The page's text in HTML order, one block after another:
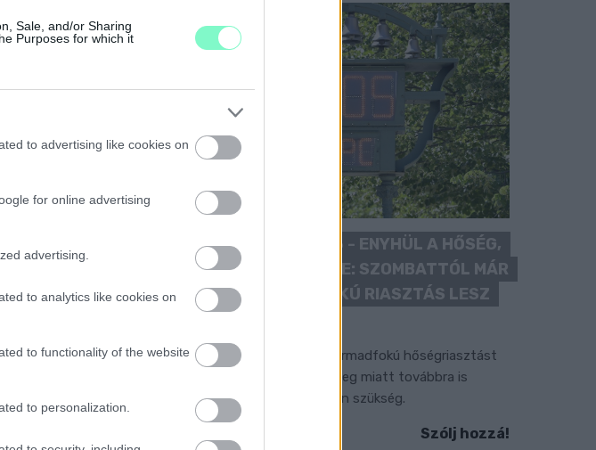
Sale, and/or Sharing
Purposes for which it
to advertising like cookies on
for online advertising
advertising.
to analytics like cookies on
to functionality of the website
to personalization.
KÁNIKULA 2026 - ENYHÜL A HŐSÉG,
DE MÉG NINCS VÉGE: SZOMBATTÓL MÁR
“CSAK” MÁSODFOKÚ RIASZTÁS LESZ
A július vége óta tartó harmadfokú hőségriasztást
mérséklik, de a tartós meleg miatt továbbra is
fokozott óvatosságra van szükség.
Szólj hozzá!